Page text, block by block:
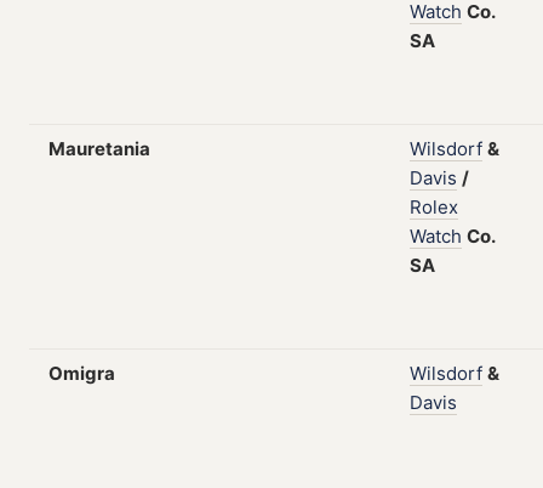
Watch Co.
SA
Mauretania Wilsdorf &
Davis /
Rolex
Watch Co.
SA
Omigra Wilsdorf &
Davis